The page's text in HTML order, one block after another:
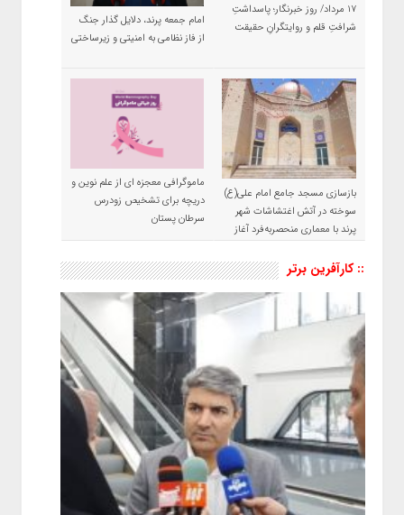
۱۷ مرداد/ روز خبرنگار؛ پاسداشتِ
شرافتِ قلم و روایتگرانِ حقیقت
امام جمعه پرند، دلایل گذار جنگ
از فاز نظامی به امنیتی و زیرساختی
بازسازی مسجد جامع امام علی(ع)
سوخته در آتش اغتشاشات شهر
پرند با معماری منحصربه‌فرد آغاز
ماموگرافی معجزه ای از علم نوین و
دریچه برای تشخیص زودرس
سرطان پستان
:: کارآفرین برتر